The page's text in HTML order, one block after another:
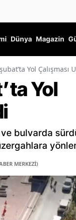
Dünya Magazin
Yol Çalışması
Yol
bulvarda
MERKEZİ)